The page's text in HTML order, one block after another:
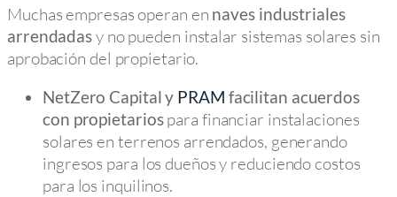
Muchas empresas operan en naves industriales
arrendadasy no pueden instalar sistemas solares sin
aprobación del propietario.
NetZero Capital y PRAM facilitan acuerdos
con propietariospara financiar instalaciones
solares en terrenos arrendados, generando
ingresos para los dueños y reduciendo costos
para los inquilinos.